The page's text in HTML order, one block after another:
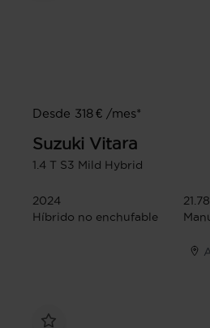
Desde 318 € /mes*
Suzuki Vitara
1.4 T S3 Mild Hybrid
2024
Híbrido no enchufable